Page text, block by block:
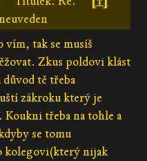
vím, tak se musíš
Zkus poldovi klást
tě třeba
zákroku který je
třeba na tohle a
se tomu
kolegovi(který nijak